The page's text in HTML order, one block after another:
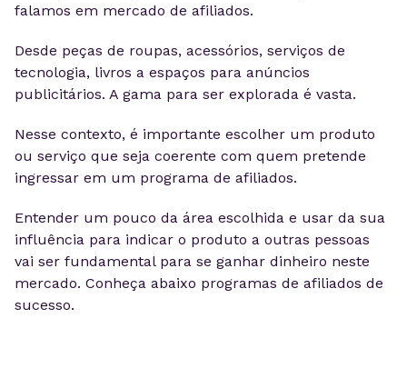
falamos em mercado de afiliados.
Desde peças de roupas, acessórios, serviços de
tecnologia, livros a espaços para anúncios
publicitários. A gama para ser explorada é vasta.
Nesse contexto, é importante escolher um produto
ou serviço que seja coerente com quem pretende
ingressar em um programa de afiliados.
Entender um pouco da área escolhida e usar da sua
influência para indicar o produto a outras pessoas
vai ser fundamental para se ganhar dinheiro neste
mercado. Conheça abaixo programas de afiliados de
sucesso.